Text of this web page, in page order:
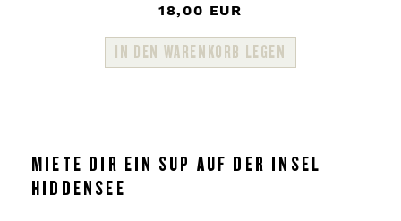
18,00 EUR
IN DEN WARENKORB LEGEN
MIETE DIR EIN SUP AUF DER INSEL
HIDDENSEE